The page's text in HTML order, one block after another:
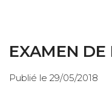
EXAMEN DE
Publié le 29/05/2018